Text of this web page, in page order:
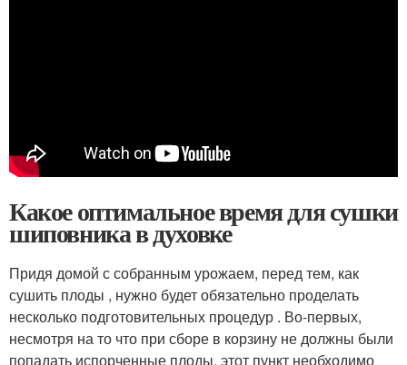
Какое оптимальное время для сушки
шиповника в духовке
Придя домой с собранным урожаем, перед тем, как
сушить плоды , нужно будет обязательно проделать
несколько подготовительных процедур . Во-первых,
несмотря на то что при сборе в корзину не должны были
попадать испорченные плоды, этот пункт необходимо